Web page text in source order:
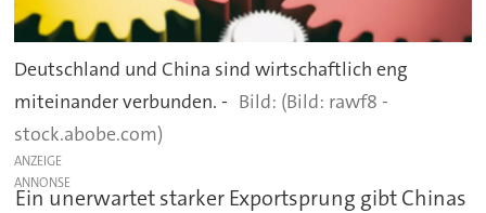
Deutschland und China sind wirtschaftlich eng
miteinander verbunden. -
(Bild: rawf8 -
stock.abobe.com)
ANZEIGE
Ein unerwartet starker Exportsprung gibt Chinas